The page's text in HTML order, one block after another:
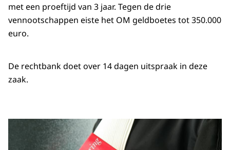
met een proeftijd van 3 jaar. Tegen de drie
vennootschappen eiste het OM geldboetes tot 350.000
euro.
De rechtbank doet over 14 dagen uitspraak in deze
zaak.